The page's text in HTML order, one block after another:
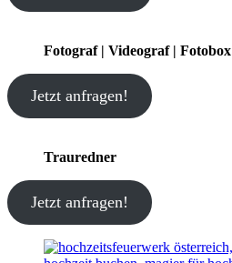
Fotograf | Videograf | Fotobox
Jetzt anfragen!
Trauredner
Jetzt anfragen!